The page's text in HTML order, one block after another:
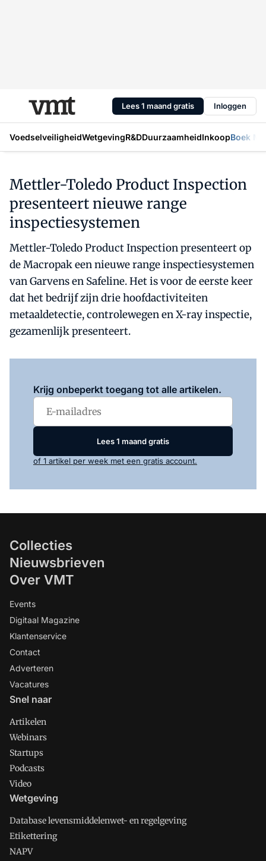
Lees 1 maand gratis Inloggen
VoedselveiligheidWetgevingR&DDuurzaamheidInkoopBoek
Mettler-Toledo Product Inspection
presenteert nieuwe range
inspectiesystemen
Mettler-Toledo Product Inspection presenteert op
de Macropak een nieuwe range inspectiesystemen
van Garvens en Safeline. Het is voor de eerste keer
dat het bedrijf zijn drie hoofdactiviteiten
metaaldetectie, controlewegen en X-ray inspectie,
gezamenlijk presenteert.
Krijg onbeperkt toegang tot alle artikelen.
Lees 1 maand gratis
of 1 artikel per week met een gratis account.
Collecties
Nieuwsbrieven
Over VMT
Events
Digitaal Magazine
Klantenservice
Contact
Adverteren
Vacatures
Snel naar
Artikelen
Webinars
Startups
Podcasts
Video
Wetgeving
Database levensmiddelenwet- en regelgeving
Etikettering
NAPV